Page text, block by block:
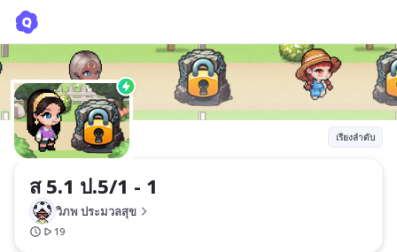
เรียงลำดับ
ส 5.1 ป.5/1 - 1
วิภพ ประมวลสุข
19